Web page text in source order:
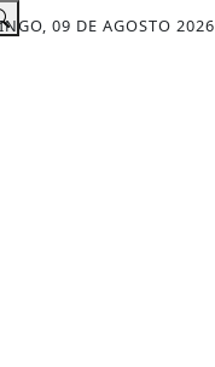
09 DE AGOSTO 2026